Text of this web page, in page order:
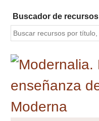
contenido
principal
Buscador de recursos